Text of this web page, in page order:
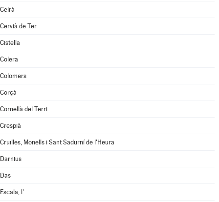
Celrà
Cervià de Ter
Cistella
Colera
Colomers
Corçà
Cornellà del Terri
Crespià
Cruïlles, Monells i Sant Sadurní de l'Heura
Darnius
Das
Escala, l'